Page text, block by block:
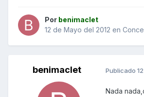
Por benimaclet
12 de Mayo del 2012 en
benimaclet Publicado
Nada